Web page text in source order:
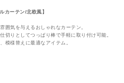
カーテン/北欧風】
囲気を与えるおしゃれなカーテン。
切りとしてつっぱり棒で手軽に取り付け可能。
模様替えに最適なアイテム。